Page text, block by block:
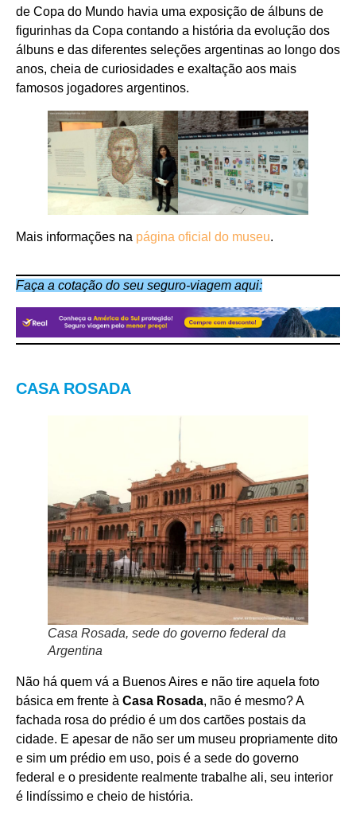
de Copa do Mundo havia uma exposição de álbuns de
figurinhas da Copa contando a história da evolução dos
álbuns e das diferentes seleções argentinas ao longo dos
anos, cheia de curiosidades e exaltação aos mais
famosos jogadores argentinos.
Mais informações na página oficial do museu.
Faça a cotação do seu seguro-viagem aqui:
CASA ROSADA
Casa Rosada, sede do governo federal da
Argentina
Não há quem vá a Buenos Aires e não tire aquela foto
básica em frente à Casa Rosada, não é mesmo? A
fachada rosa do prédio é um dos cartões postais da
cidade. E apesar de não ser um museu propriamente dito
e sim um prédio em uso, pois é a sede do governo
federal e o presidente realmente trabalhe ali, seu interior
é lindíssimo e cheio de história.